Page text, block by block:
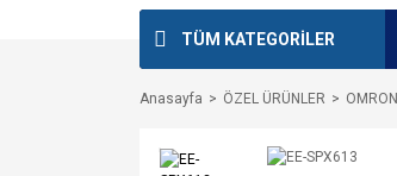
TÜM KATEGORİLER
Anasayfa ÖZEL ÜRÜNLER OMRON